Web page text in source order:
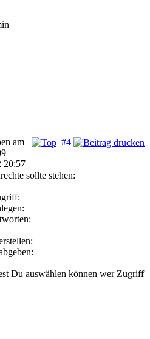
#4
am
20:57
sollte stehen:
Du auswählen können wer Zugriff